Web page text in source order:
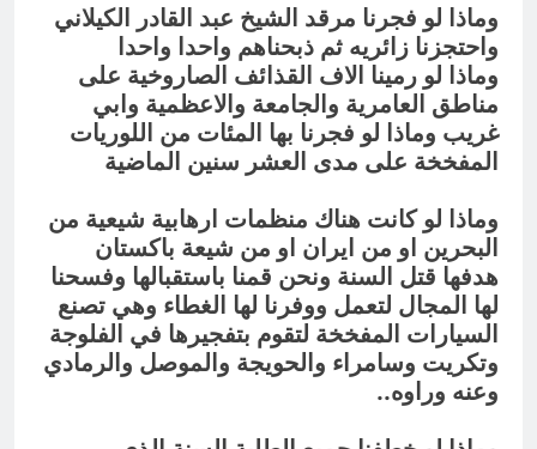
وماذا لو فجرنا مرقد الشيخ عبد القادر الكيلاني
واحتجزنا زائريه ثم ذبحناهم واحدا واحدا
وماذا لو رمينا الاف القذائف الصاروخية على
مناطق العامرية والجامعة والاعظمية وابي
غريب وماذا لو فجرنا بها المئات من اللوريات
المفخخة على مدى العشر سنين الماضية
وماذا لو كانت هناك منظمات ارهابية شيعية من
البحرين او من ايران او من شيعة باكستان
هدفها قتل السنة ونحن قمنا باستقبالها وفسحنا
لها المجال لتعمل ووفرنا لها الغطاء وهي تصنع
السيارات المفخخة لتقوم بتفجيرها في الفلوجة
وتكريت وسامراء والحويجة والموصل والرمادي
وعنه وراوه..